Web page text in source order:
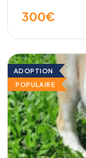
300€
ADOPTION
POPULAIRE